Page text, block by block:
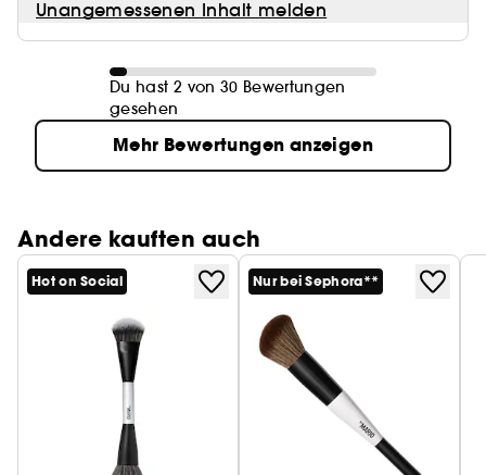
Unangemessenen Inhalt melden
Du hast 2 von 30 Bewertungen
gesehen
Mehr Bewertungen anzeigen
Andere kauften auch
Hot on Social Nur bei Sephora**